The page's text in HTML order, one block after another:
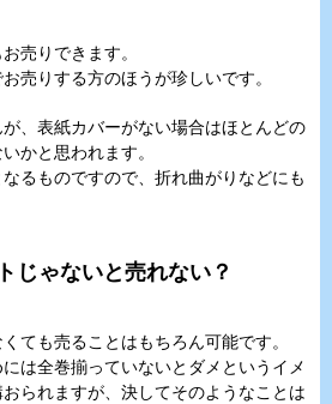
売りできます。
売りする方のほうが珍しいです。
、表紙カバーがない場合はほとんどの
かと思われます。
るものですので、折れ曲がりなどにも
じゃないと売れない？
ても売ることはもちろん可能です。
は全巻揃っていないとダメというイメ
られますが、決してそのようなことは